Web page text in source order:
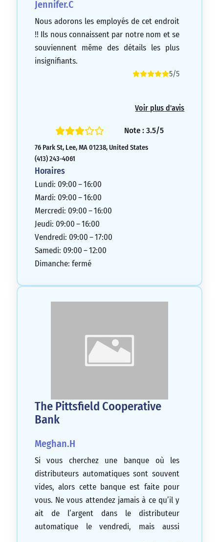
Jennifer.C
Nous adorons les employés de cet endroit
!! Ils nous connaissent par notre nom et se
souviennent même des détails les plus
insignifiants.
5/5
Voir plus d'avis
Note : 3.5/5
76 Park St, Lee, MA 01238, United States
(413) 243-4061
Horaires
Lundi: 09:00 – 16:00
Mardi: 09:00 – 16:00
Mercredi: 09:00 – 16:00
Jeudi: 09:00 – 16:00
Vendredi: 09:00 – 17:00
Samedi: 09:00 – 12:00
Dimanche: fermé
The Pittsfield Cooperative
Bank
Meghan.H
Si vous cherchez une banque où les
distributeurs automatiques sont souvent
vides, alors cette banque est faite pour
vous. Ne vous attendez jamais à ce qu’il y
ait de l’argent dans le distributeur
automatique le vendredi, mais aussi